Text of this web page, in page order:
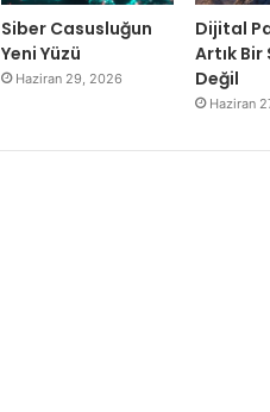
Siber Casusluğun
Yeni Yüzü
Haziran 29, 2026
Dijital
Artık
Değil
Haziran